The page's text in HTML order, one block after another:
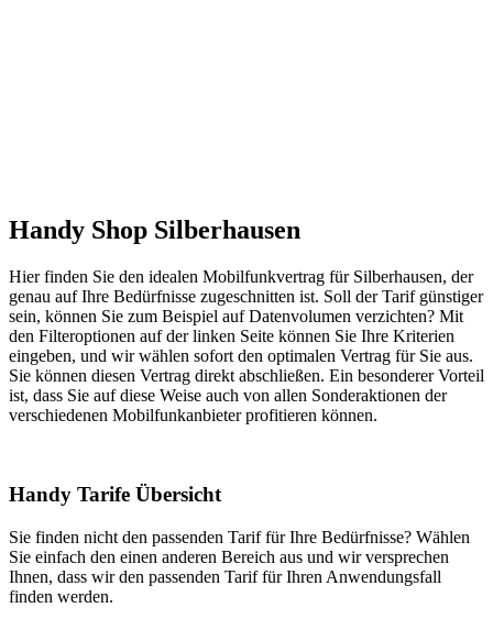
Handy Shop Silberhausen
Hier finden Sie den idealen Mobilfunkvertrag für Silberhausen, der
genau auf Ihre Bedürfnisse zugeschnitten ist. Soll der Tarif günstiger
sein, können Sie zum Beispiel auf Datenvolumen verzichten? Mit
den Filteroptionen auf der linken Seite können Sie Ihre Kriterien
eingeben, und wir wählen sofort den optimalen Vertrag für Sie aus.
Sie können diesen Vertrag direkt abschließen. Ein besonderer Vorteil
ist, dass Sie auf diese Weise auch von allen Sonderaktionen der
verschiedenen Mobilfunkanbieter profitieren können.
Handy Tarife Übersicht
Sie finden nicht den passenden Tarif für Ihre Bedürfnisse? Wählen
Sie einfach den einen anderen Bereich aus und wir versprechen
Ihnen, dass wir den passenden Tarif für Ihren Anwendungsfall
finden werden.